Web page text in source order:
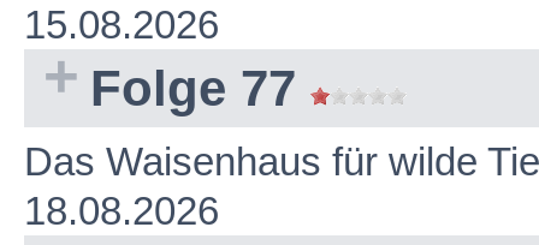
15.08.2026
Folge 77
Das Waisenhaus für wilde
18.08.2026